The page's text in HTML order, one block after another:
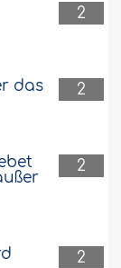
2
2
das
2
2